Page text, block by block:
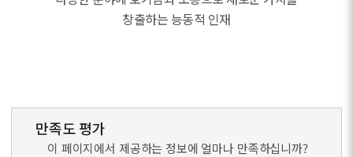
창출하는 능동적 인재
만족도 평가
이 페이지에서 제공하는 정보에 얼마나 만족하십니까?